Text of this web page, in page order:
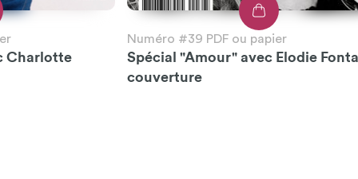
Charlotte
Numéro #39 PDF ou papier
Spécial "Amour" avec Elodie
couverture